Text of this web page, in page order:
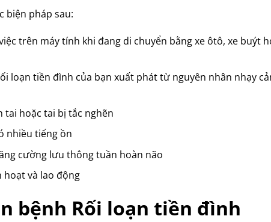
biện pháp sau:
trên máy tính khi đang di chuyển bằng xe ôtô, xe buýt
loạn tiền đình của bạn xuất phát từ nguyên nhân nhạy
tai hoặc tai bị tắc nghẽn
nhiều tiếng ồn
cường lưu thông tuần hoàn não
hoạt và lao động
bệnh Rối loạn tiền đình